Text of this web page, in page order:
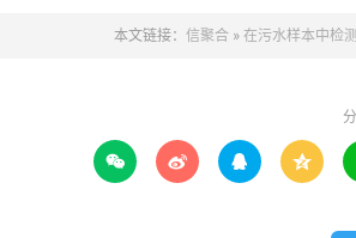
本文链接： 信聚合 » 在污水样本中检
   